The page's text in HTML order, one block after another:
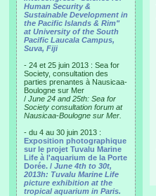
Human Security &
Sustainable Development in
the Pacific Islands & Rim"
at University of the South
Pacific Laucala Campus,
Suva, Fiji
- 24 et 25 juin 2013 : Sea for
Society, consultation des
parties prenantes à Nausicaa-
Boulogne sur Mer
/ June 24 and 25th: Sea for
Society consultation forum at
Nausicaa-Boulogne sur Mer.
- du 4 au 30 juin 2013 :
Exposition photographique
sur le projet Tuvalu Marine
Life à l'aquarium de la Porte
Dorée. / June 4th to 30t,
2013h: Tuvalu Marine Life
picture exhibition at the
tropical aquarium in Paris.